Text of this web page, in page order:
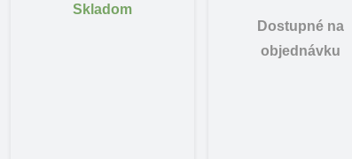
Skladom
Dostupné na
objednávku